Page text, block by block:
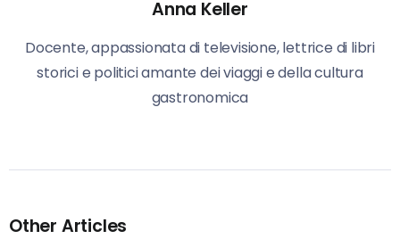
Anna Keller
Docente, appassionata di televisione, lettrice di libri
storici e politici amante dei viaggi e della cultura
gastronomica
Other Articles